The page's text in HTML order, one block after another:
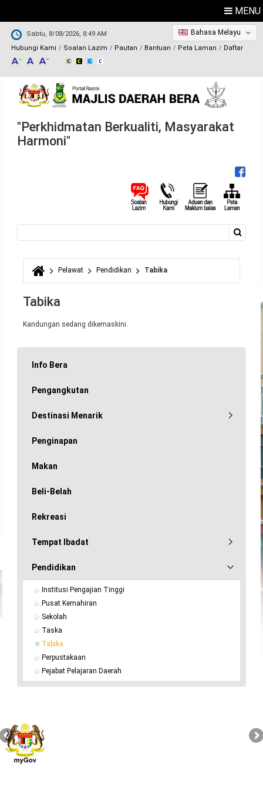
MENU
Sabtu, 8/08/2026, 8:49 AM
Hubungi Kami
Soalan Lazim Pautan Bantuan Peta Laman Daftar
Bahasa Melayu
"Perkhidmatan Berkualiti, Masyarakat
Harmoni"
Borang carian
Anda di sini
Pelawat Pendidikan Tabika
Tabika
Kandungan sedang dikemaskini.
Info Bera
Pengangkutan
Destinasi Menarik
Penginapan
Makan
Beli-Belah
Rekreasi
Tempat Ibadat
Pendidikan
Institusi Pengajian Tinggi
Pusat Kemahiran
Sekolah
Taska
Tabika
Perpustakaan
Pejabat Pelajaran Daerah